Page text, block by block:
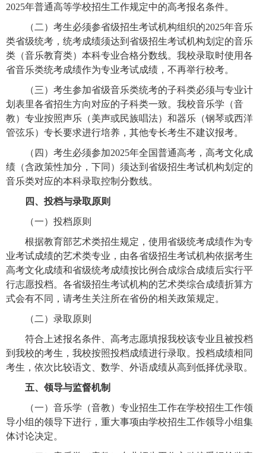
2025年普通高等学校招生工作规定中的高考报名条件。
（二）考生必须参省级招生考试机构组织的2025年音乐
类省级统考，统考成绩须达到省级招生考试机构划定的音乐
类（音乐教育类）本科专业合格分数线。我校录取时使用各
省音乐类统考成绩作为专业考试成绩，不再举行校考。
（三）考生参加省级音乐类统考的子科类必须与专业计
划表里各省招生方向对应的子科类一致。我校音乐学（音
教）专业按照声乐（美声或民族唱法）和器乐（钢琴或西洋
管弦乐）专长要求进行培养，其他专长考生不建议报考。
（四）考生必须参加2025年全国普通高考，高考文化成
绩（含政策性加分，下同）须达到省级招生考试机构划定的
音乐类对应的本科录取控制分数线。
四、投档与录取原则
（一）投档原则
根据教育部艺术类招生规定，使用省级统考成绩作为专
业考试成绩的艺术类专业，由各省级招生考试机构依据考生
高考文化成绩和省级统考成绩按比例合成综合成绩后实行平
行志愿投档。各省级招生考试机构的艺术类综合成绩折算方
式会有不同，请考生关注所在省份的相关政策规定。
（二）录取原则
符合上述报名条件、高考志愿填报我校该专业且被投档
到我校的考生，我校按照投档成绩进行录取。投档成绩相同
考生，依次比较语文、数学、外语成绩从高到低择优录取。
五、领导与监督机制
（一）音乐学（音教）专业招生工作在学校招生工作领
导小组的领导下进行，重大事项由学校招生工作领导小组集
体讨论决定。